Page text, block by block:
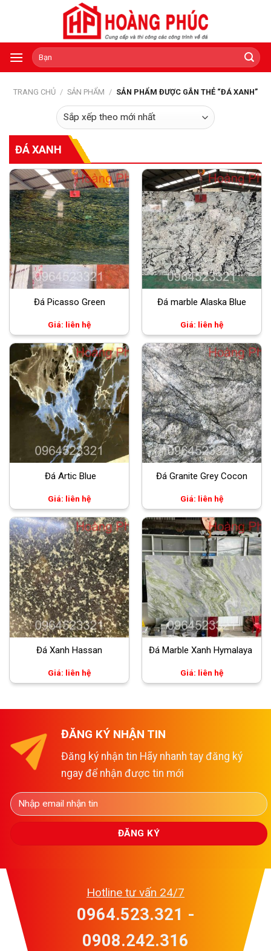
Tìm
kiếm:
TRANG CHỦ / SẢN PHẨM / SẢN PHẨM ĐƯỢC GẮN THẺ “ĐÁ XANH”
ĐÁ XANH
Đá Picasso Green
Giá: liên hệ
Đá marble Alaska Blue
Giá: liên hệ
Đá Artic Blue
Giá: liên hệ
Đá Granite Grey Cocon
Giá: liên hệ
Đá Xanh Hassan
Giá: liên hệ
Đá Marble Xanh Hymalaya
Giá: liên hệ
ĐĂNG KÝ NHẬN TIN
Đăng ký nhận tin Hãy nhanh tay đăng ký
ngay để nhận được tin mới
Hotline tư vấn 24/7
0964.523.321 -
0908.242.316